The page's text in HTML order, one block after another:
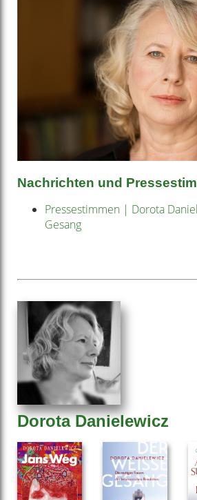
Nachrichten und
Pressestimmen | Dorota
Gesang
Dorota Danielewicz